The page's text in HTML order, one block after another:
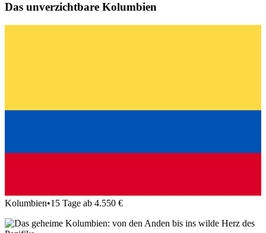
Das unverzichtbare Kolumbien
Kolumbien•15 Tage ab 4.550 €